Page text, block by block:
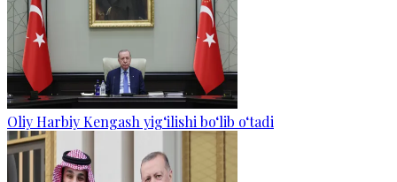
Oliy Harbiy Kengash yig‘ilishi bo‘lib o‘tadi